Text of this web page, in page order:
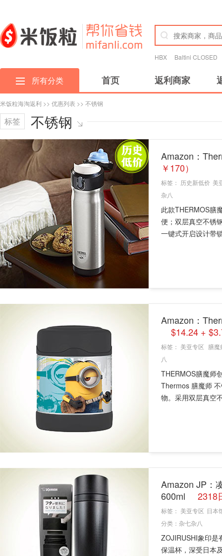
HBX Baltini CLOSED
所有分类 首页 返利商家
米饭粒海淘返利 >> 优惠列表 >> 不锈钢
标签 不锈钢
Amazon：
￥170）
标签： 历史新低价 美
杂八
此款THERMOS膳
便；双层真空不锈
一键式开启设计带
Amazon：
$14.24 +
标签： 美亚专区 膳魔
八
THERMOS膳魔师
Thermos 膳魔师
物。采用双层真空
Amazon JP：
600ml
2318
标签： 美亚专区 日本
分类： 杂七杂八
ZOJIRUSHI象印是
保温杯，深受日本